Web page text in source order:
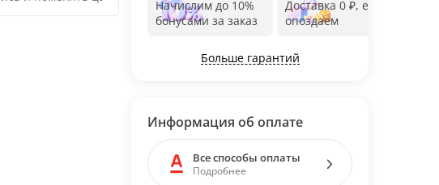
Начислим до 10%
бонусами за заказ
Доставка 0 ₽, если
опоздаем
Больше гарантий
Информация об оплате
Все способы оплаты
Подробнее